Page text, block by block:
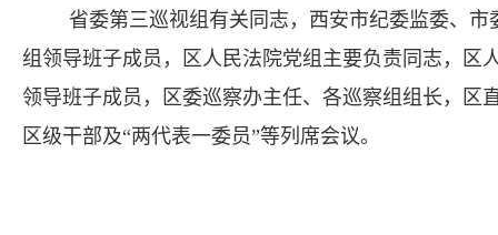
省委第三巡视组有关同志，西安市纪委监委、
组领导班子成员，区人民法院党组主要负责同志，区
领导班子成员，区委巡察办主任、各巡察组组长，区
区级干部及“两代表一委员”等列席会议。